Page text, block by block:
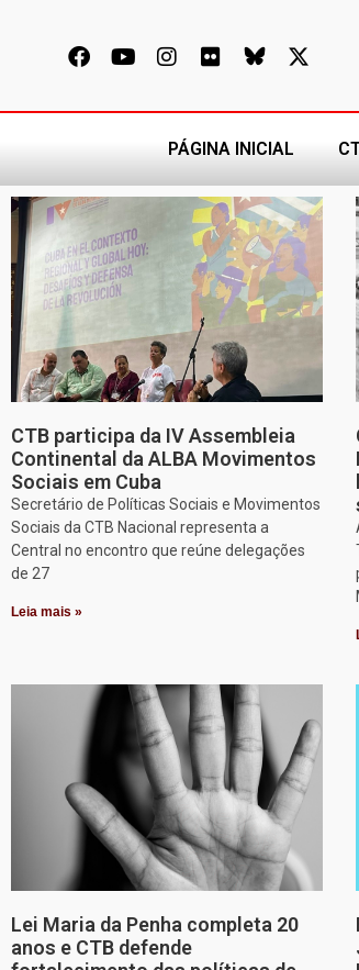
PÁGINA INICIAL
CTB participa da IV Assembleia
Continental da ALBA Movimentos
Sociais em Cuba
Secretário de Políticas Sociais e Movimentos
Sociais da CTB Nacional representa a
Central no encontro que reúne delegações
de 27
Leia mais »
Lei Maria da Penha completa 20
anos e CTB defende